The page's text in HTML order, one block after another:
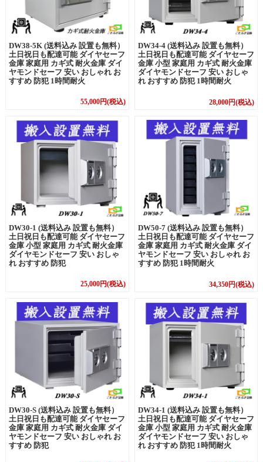
DW38-5K (送料込み 設置も無料）
土日祝日も配達可能 ダイヤセーフ
金庫 家庭用 カギ式 耐火金庫 ダイ
ヤモンドセーフ 安い おしゃれ お
すすめ 防犯 1時間耐火
55,000円(税込)
DW34-4 (送料込み 設置も無料）
土日祝日も配達可能 ダイヤセーフ
金庫 小型 家庭用 カギ式 耐火金庫
ダイヤモンドセーフ 安い おしゃ
れ おすすめ 防犯 1時間耐火
28,000円(税込)
DW30-1 (送料込み 設置も無料）
土日祝日も配達可能 ダイヤセーフ
金庫 小型 家庭用 カギ式 耐火金庫
ダイヤモンドセーフ 安い おしゃ
れ おすすめ 防犯
25,000円(税込)
DW50-7 (送料込み 設置も無料）
土日祝日も配達可能 ダイヤセーフ
金庫 家庭用 カギ式 耐火金庫 ダイ
ヤモンドセーフ 安い おしゃれ お
すすめ 防犯 1時間耐火
34,350円(税込)
DW30-S (送料込み 設置も無料）
土日祝日も配達可能 ダイヤセーフ
金庫 家庭用 カギ式 耐火金庫 ダイ
ヤモンドセーフ 安い おしゃれ お
すすめ 防犯
DW34-1 (送料込み 設置も無料）
土日祝日も配達可能 ダイヤセーフ
金庫 小型 家庭用 カギ式 耐火金庫
ダイヤモンドセーフ 安い おしゃ
れ おすすめ 防犯 1時間耐火